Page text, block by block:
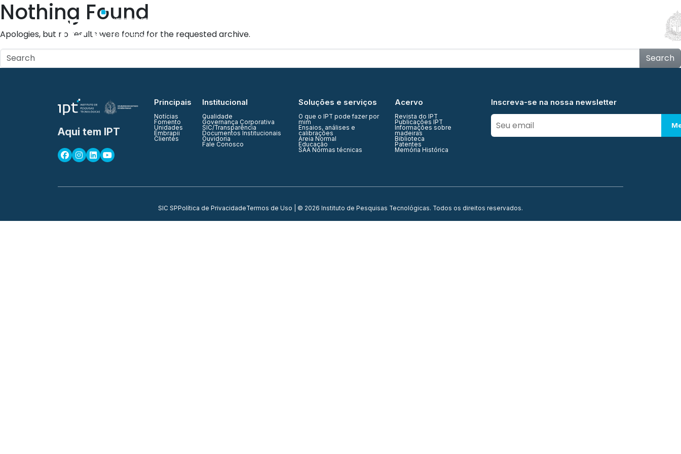
Nothing Found
Apologies, but no results were found for the requested archive.
Search
Aqui tem IPT
Principais
Notícias
Fomento
Unidades
Embrapii
Clientes
Institucional
Qualidade
Governança Corporativa
SIC/Transparência
Documentos Institucionais
Ouvidoria
Fale Conosco
Soluções e serviços
O que o IPT pode fazer por
mim
Ensaios, análises e
calibrações
Areia Normal
Educação
SAA Normas técnicas
Acervo
Revista do IPT
Publicações IPT
Informações sobre
madeiras
Biblioteca
Patentes
Memória Histórica
Inscreva-se na nossa newsletter
SIC SPPolítica de PrivacidadeTermos de Uso | © 2026 Instituto de Pesquisas Tecnológicas. Todos os direitos reservados.